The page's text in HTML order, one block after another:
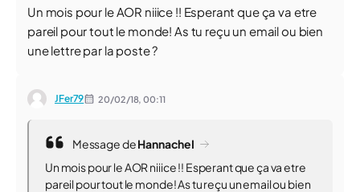
Un mois pour le AOR niiice !! Esperant que ça va etre
pareil pour tout le monde! As tu reçu un email ou bien
une lettre par la poste ?
JFer79 20/02/18,00:11
Message deHannacheI
Un mois pour le AOR niiice !! Esperant que ça va etre
pareil pour tout le monde! As tu reçu un email ou bien